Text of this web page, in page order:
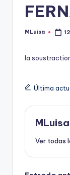
Publicado
MLuisa
la
Última
MLuisa
Ver todas